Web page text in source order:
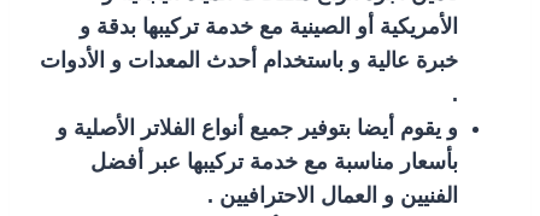
الأمريكية أو الصينية مع خدمة تركيبها بدقة و
خبرة عالية و باستخدام أحدث المعدات و الأدوات
.
و يقوم أيضا بتوفير جميع أنواع الفلاتر الأصلية و
بأسعار مناسبة مع خدمة تركيبها عبر أفضل
الفنيين و العمال الاحترافيين .